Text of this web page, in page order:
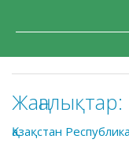
Жаңалықтар:
Қазақстан